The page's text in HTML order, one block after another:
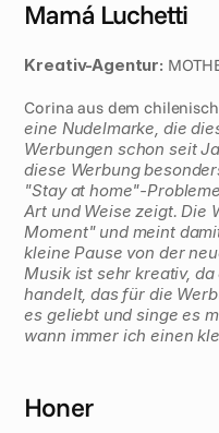
Mamá Luchetti
Kreativ-Agentur:
Corina aus dem
eine Nudelmarke, die
Werbungen schon seit
diese Werbung
"Stay at home"-
Art und Weise zeigt. Die
Moment" und meint
kleine Pause von der
Musik ist sehr kreativ,
handelt, das für die
es geliebt und singe es
wann immer ich einen
Honer